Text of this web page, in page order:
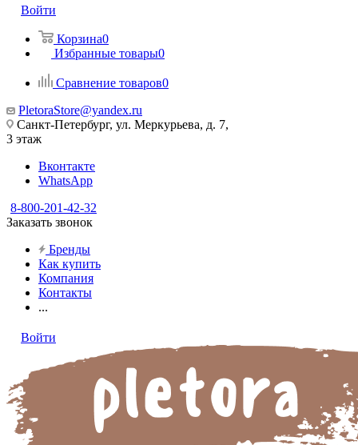
Войти
Корзина0
Избранные товары0
Сравнение товаров0
PletoraStore@yandex.ru
Санкт-Петербург, ул. Меркурьева, д. 7,
3 этаж
Вконтакте
WhatsApp
8-800-201-42-32
Заказать звонок
Бренды
Как купить
Компания
Контакты
...
Войти